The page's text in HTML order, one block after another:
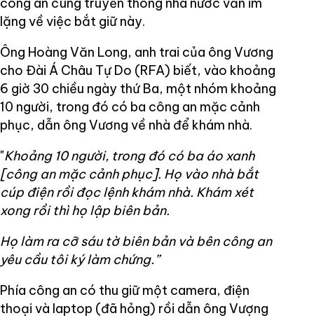
công an cùng truyền thông nhà nước vẫn im
lặng về việc bắt giữ này.
Ông Hoàng Văn Long, anh trai của ông Vương
cho Đài Á Châu Tự Do (RFA) biết, vào khoảng
6 giờ 30 chiều ngày thứ Ba, một nhóm khoảng
10 người, trong đó có ba công an mặc cảnh
phục, dẫn ông Vương về nhà để khám nhà.
"Khoảng 10 người, trong đó có ba áo xanh
[công an mặc cảnh phục]. Họ vào nhà bắt
cúp điện rồi đọc lệnh khám nhà. Khám xét
xong rồi thì họ lập biên bản.
Họ làm ra cỡ sáu tờ biên bản và bên công an
yêu cầu tôi ký làm chứng.”
Phía công an có thu giữ một camera, điện
thoại và laptop (đã hỏng) rồi dẫn ông Vượng